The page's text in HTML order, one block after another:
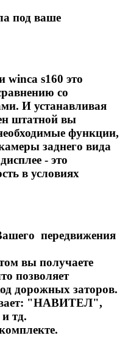
под ваше
winca s160 это
со
И устанавливая
штатной вы
функции,
заднего вида
- это
в условиях
передвижения
вы получаете
позволяет
дорожных заторов.
"НАВИТЕЛ",
тд.